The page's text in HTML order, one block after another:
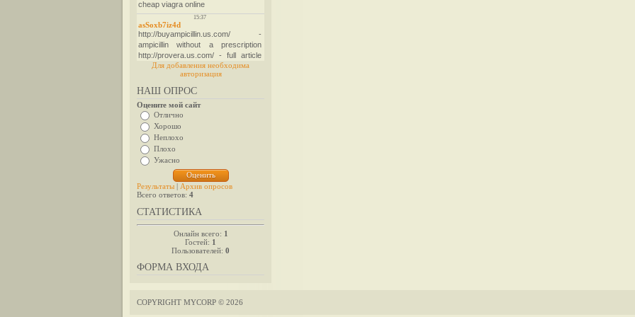
Для добавления необходима
авторизация
НАШ ОПРОС
Оцените мой сайт
Отлично
Хорошо
Неплохо
Плохо
Ужасно
Результаты | Архив опросов
Всего ответов: 4
СТАТИСТИКА
Онлайн всего: 1
Гостей: 1
Пользователей: 0
ФОРМА ВХОДА
COPYRIGHT MYCORP © 2026